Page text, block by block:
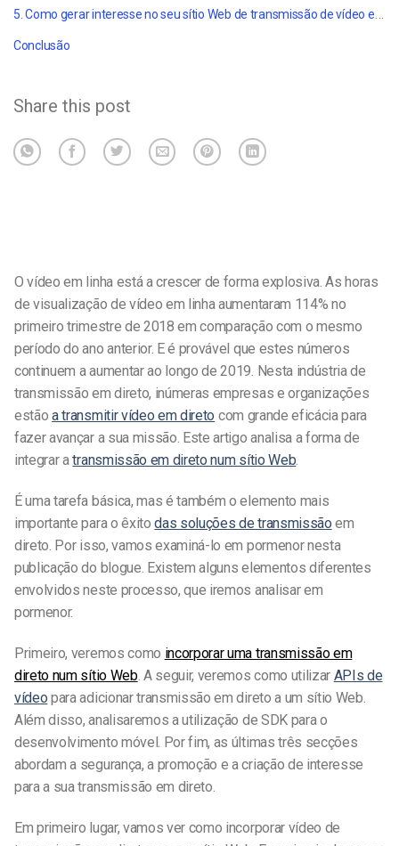
5. Como gerar interesse no seu sítio Web de transmissão de vídeo em direto
Conclusão
Share this post
O vídeo em linha está a crescer de forma explosiva. As horas
de visualização de vídeo em linha aumentaram 114% no
primeiro trimestre de 2018 em comparação com o mesmo
período do ano anterior. E é provável que estes números
continuem a aumentar ao longo de 2019. Nesta indústria de
transmissão em direto, inúmeras empresas e organizações
estãoa transmitir vídeo em direto com grande eficácia para
fazer avançar a sua missão. Este artigo analisa a forma de
integrar atransmissão em direto num sítio Web.
É uma tarefa básica, mas é também o elemento mais
importante para o êxitodas soluções de transmissão em
direto. Por isso, vamos examiná-lo em pormenor nesta
publicação do blogue. Existem alguns elementos diferentes
envolvidos neste processo, que iremos analisar em
pormenor.
Primeiro, veremos como incorporar uma transmissão em
direto num sítio Web. A seguir, veremos como utilizar APIs de
vídeo para adicionar transmissão em direto a um sítio Web.
Além disso, analisaremos a utilização de SDK para o
desenvolvimento móvel. Por fim, as últimas três secções
abordam a segurança, a promoção e a criação de interesse
para a sua transmissão em direto.
Em primeiro lugar, vamos ver como incorporar vídeo de